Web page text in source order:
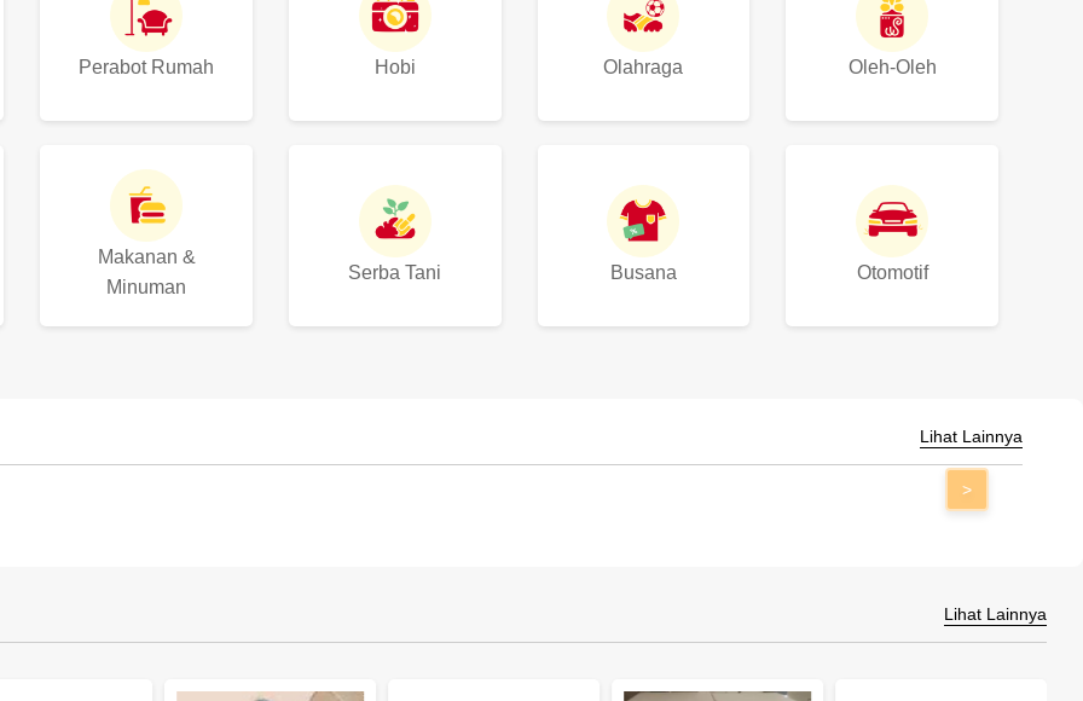
Perabot Rumah Hobi Olahraga Oleh-Oleh
Makanan &
Minuman
Serba Tani Busana Otomotif
Lihat Lainnya
>
Lihat Lainnya